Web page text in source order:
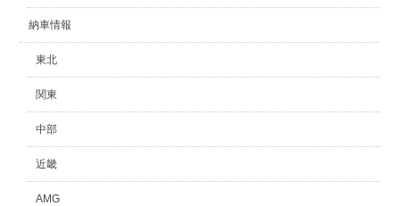
納車情報
東北
関東
中部
近畿
AMG